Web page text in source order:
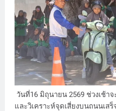
วันที่16 มิถุนายน 2569 ช่วงเช้า
และวิเคราะห์จุดเสี่ยงบนถนนเส